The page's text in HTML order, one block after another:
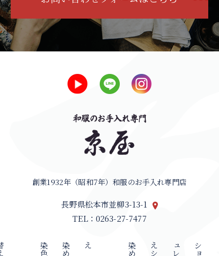
創業1932年（昭和7年）和服のお手入れ専門店
長野県松本市並柳3-13-1
TEL：0263-27-7477
え